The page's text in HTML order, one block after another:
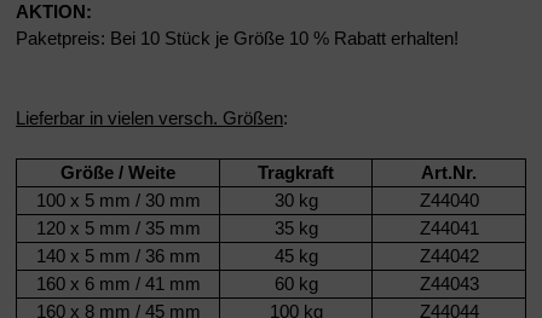
AKTION:
Paketpreis: Bei 10 Stück je Größe 10 % Rabatt erhalten!
Lieferbar in vielen versch. Größen:
Größe / Weite Tragkraft
Art.Nr.
100 x 5 mm / 30 mm
30 kg
Z44040
120 x 5 mm / 35 mm
35 kg
Z44041
140 x 5 mm / 36 mm
45 kg
Z44042
160 x 6 mm / 41 mm 60 kg
Z44043
160 x 8 mm / 45 mm 100 kg
Z44044